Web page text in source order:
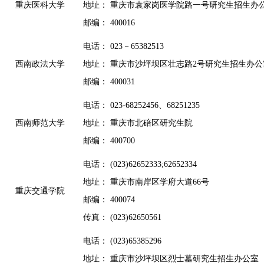
重庆医科大学
地址： 重庆市袁家岗医学院路一号研究生招生办
邮编： 400016
西南政法大学
电话： 023－65382513
地址： 重庆市沙坪坝区壮志路2号研究生招生办
邮编： 400031
西南师范大学
电话： 023-68252456、68251235
地址： 重庆市北碚区研究生院
邮编： 400700
重庆交通学院
电话： (023)62652333;62652334
地址： 重庆市南岸区学府大道66号
邮编： 400074
传真： (023)62650561
电话： (023)65385296
地址： 重庆市沙坪坝区烈士墓研究生招生办公室